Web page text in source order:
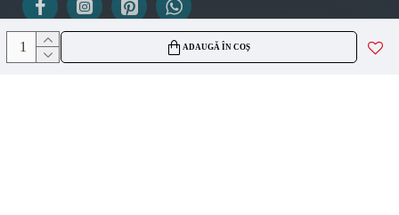
ADAUGĂ ÎN COȘ
ViZIO AGS SRL